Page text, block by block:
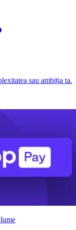
sau ambiția ta.